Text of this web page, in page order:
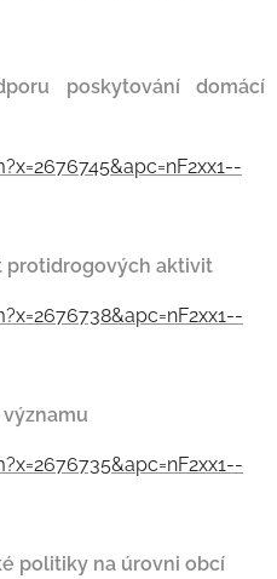
poskytování domácí
protidrogových aktivit
politiky na úrovni obcí